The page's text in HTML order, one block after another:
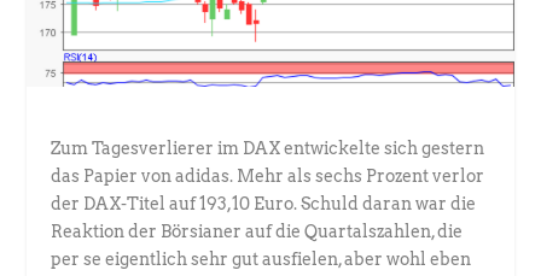
Zum Tagesverlierer im DAX entwickelte sich gestern
das Papier von adidas. Mehr als sechs Prozent verlor
der DAX-Titel auf 193,10 Euro. Schuld daran war die
Reaktion der Börsianer auf die Quartalszahlen, die
per se eigentlich sehr gut ausfielen, aber wohl eben